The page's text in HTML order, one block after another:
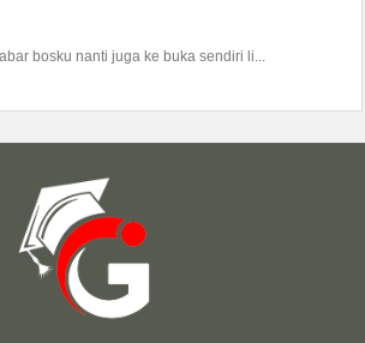
bosku nanti juga ke buka sendiri li...